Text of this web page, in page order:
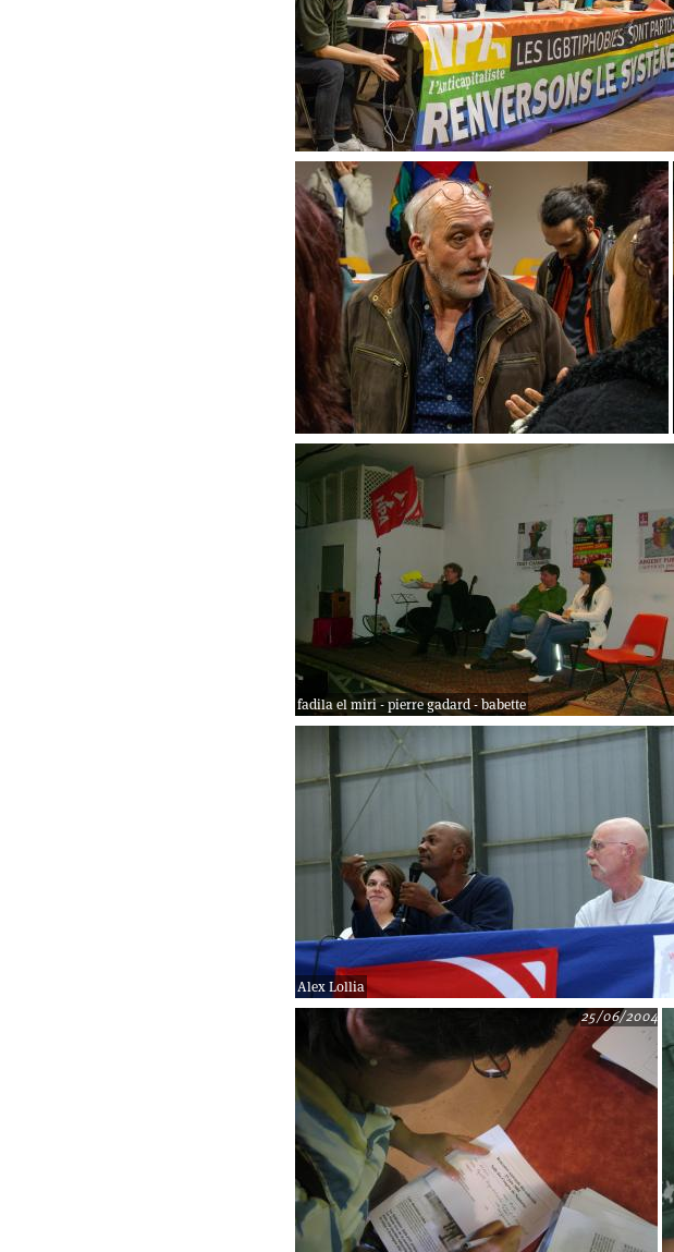
fadila el miri - pierre gadard - babette
Alex Lollia
25/06/2004